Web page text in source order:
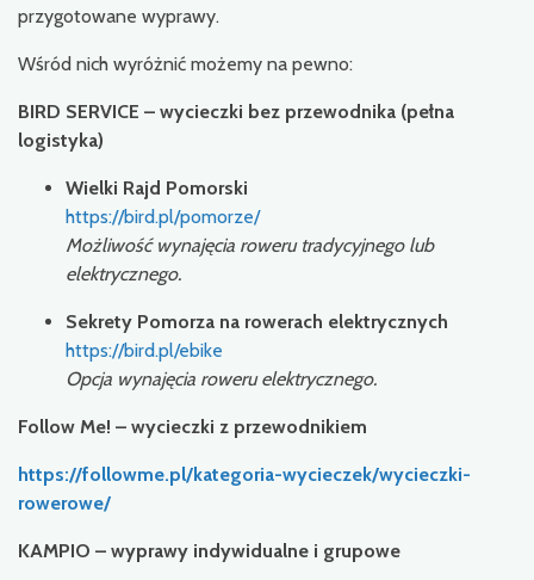
przygotowane wyprawy.
Wśród nich wyróżnić możemy na pewno:
BIRD SERVICE – wycieczki bez przewodnika (pełna
logistyka)
Wielki Rajd Pomorski
https://bird.pl/pomorze/
Możliwość wynajęcia roweru tradycyjnego lub
elektrycznego.
Sekrety Pomorza na rowerach elektrycznych
https://bird.pl/ebike
Opcja wynajęcia roweru elektrycznego.
Follow Me! – wycieczki z przewodnikiem
https://followme.pl/kategoria-wycieczek/wycieczki-
rowerowe/
KAMPIO – wyprawy indywidualne i grupowe